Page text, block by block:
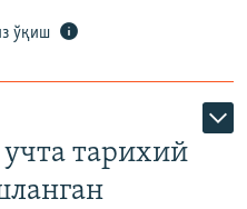
ўқиш
тарихий